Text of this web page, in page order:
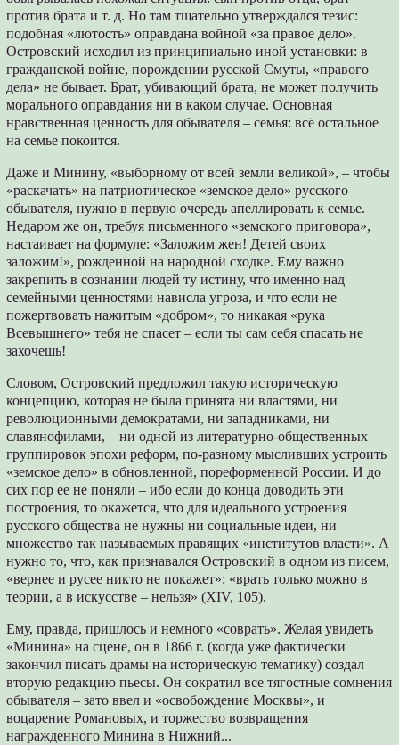
против брата и т. д. Но там тщательно утверждался тезис:
подобная «лютость» оправдана войной «за правое дело».
Островский исходил из принципиально иной установки: в
гражданской войне, порождении русской Смуты, «правого
дела» не бывает. Брат, убивающий брата, не может получить
морального оправдания ни в каком случае. Основная
нравственная ценность для обывателя – семья: всё остальное
на семье покоится.
Даже и Минину, «выборному от всей земли великой», – чтобы
«раскачать» на патриотическое «земское дело» русского
обывателя, нужно в первую очередь апеллировать к семье.
Недаром же он, требуя письменного «земского приговора»,
настаивает на формуле: «Заложим жен! Детей своих
заложим!», рожденной на народной сходке. Ему важно
закрепить в сознании людей ту истину, что именно над
семейными ценностями нависла угроза, и что если не
пожертвовать нажитым «добром», то никакая «рука
Всевышнего» тебя не спасет – если ты сам себя спасать не
захочешь!
Словом, Островский предложил такую историческую
концепцию, которая не была принята ни властями, ни
революционными демократами, ни западниками, ни
славянофилами, – ни одной из литературно-общественных
группировок эпохи реформ, по-разному мысливших устроить
«земское дело» в обновленной, пореформенной России. И до
сих пор ее не поняли – ибо если до конца доводить эти
построения, то окажется, что для идеального устроения
русского общества не нужны ни социальные идеи, ни
множество так называемых правящих «институтов власти». А
нужно то, что, как признавался Островский в одном из писем,
«вернее и русее никто не покажет»: «врать только можно в
теории, а в искусстве – нельзя» (XIV, 105).
Ему, правда, пришлось и немного «соврать». Желая увидеть
«Минина» на сцене, он в 1866 г. (когда уже фактически
закончил писать драмы на историческую тематику) создал
вторую редакцию пьесы. Он сократил все тягостные сомнения
обывателя – зато ввел и «освобождение Москвы», и
воцарение Романовых, и торжество возвращения
награжденного Минина в Нижний...